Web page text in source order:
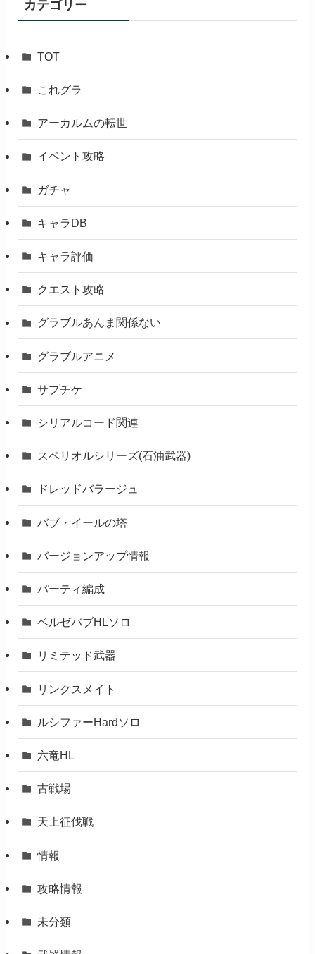
カテゴリー
TOT
これグラ
アーカルムの転世
イベント攻略
ガチャ
キャラDB
キャラ評価
クエスト攻略
グラブルあんま関係ない
グラブルアニメ
サプチケ
シリアルコード関連
スペリオルシリーズ(石油武器)
ドレッドバラージュ
バブ・イールの塔
バージョンアップ情報
パーティ編成
ベルゼバブHLソロ
リミテッド武器
リンクスメイト
ルシファーHardソロ
六竜HL
古戦場
天上征伐戦
情報
攻略情報
未分類